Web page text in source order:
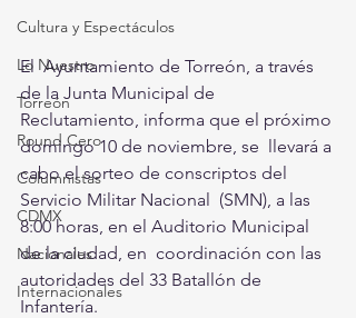
Cultura y Espectáculos
Lo Nuestro
Torreón
Round Cero
Columnistas
CDMX
Nacionales
Internacionales
El  Ayuntamiento de Torreón, a través
de la Junta Municipal de
Reclutamiento, informa que el próximo
domingo 10 de noviembre, se  llevará a
cabo el sorteo de conscriptos del
Servicio Militar Nacional  (SMN), a las
8:00 horas, en el Auditorio Municipal
de la ciudad, en  coordinación con las
autoridades del 33 Batallón de
Infantería.